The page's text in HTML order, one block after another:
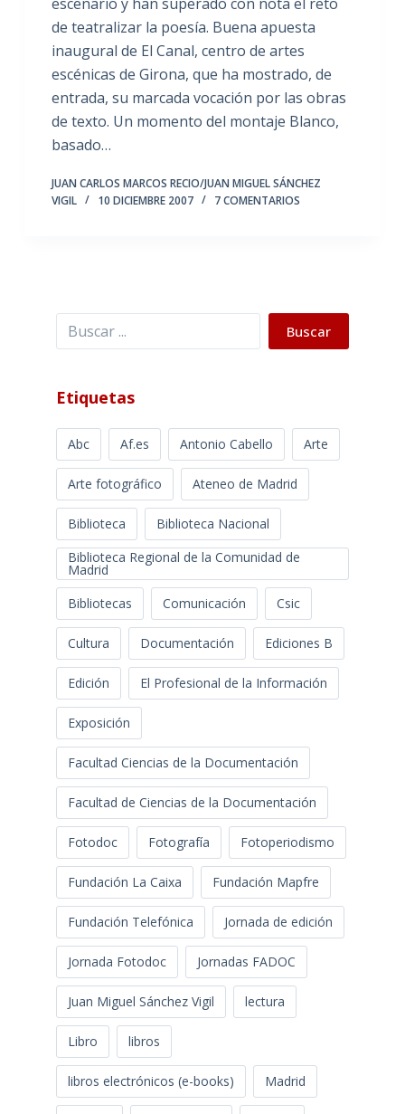
de teatralizar la poesía. Buena apuesta
inaugural de El Canal, centro de artes
escénicas de Girona, que ha mostrado, de
entrada, su marcada vocación por las obras
de texto. Un momento del montaje Blanco,
basado…
JUAN CARLOS MARCOS RECIO/JUAN MIGUEL SÁNCHEZ
VIGIL
10 DICIEMBRE 2007 7 COMENTARIOS
Buscar Buscar
Etiquetas
Abc Af.es Antonio Cabello Arte
Arte fotográfico Ateneo de Madrid
Biblioteca
Biblioteca Nacional
Biblioteca Regional de la Comunidad de
Madrid
Bibliotecas
Comunicación Csic
Cultura Documentación Ediciones B
Edición El Profesional de la Información
Exposición
Facultad Ciencias de la Documentación
Facultad de Ciencias de la Documentación
Fotodoc Fotografía Fotoperiodismo
Fundación La Caixa Fundación Mapfre
Fundación Telefónica Jornada de edición
Jornada Fotodoc Jornadas FADOC
Juan Miguel Sánchez Vigil lectura
Libro libros
libros electrónicos (e-books) Madrid